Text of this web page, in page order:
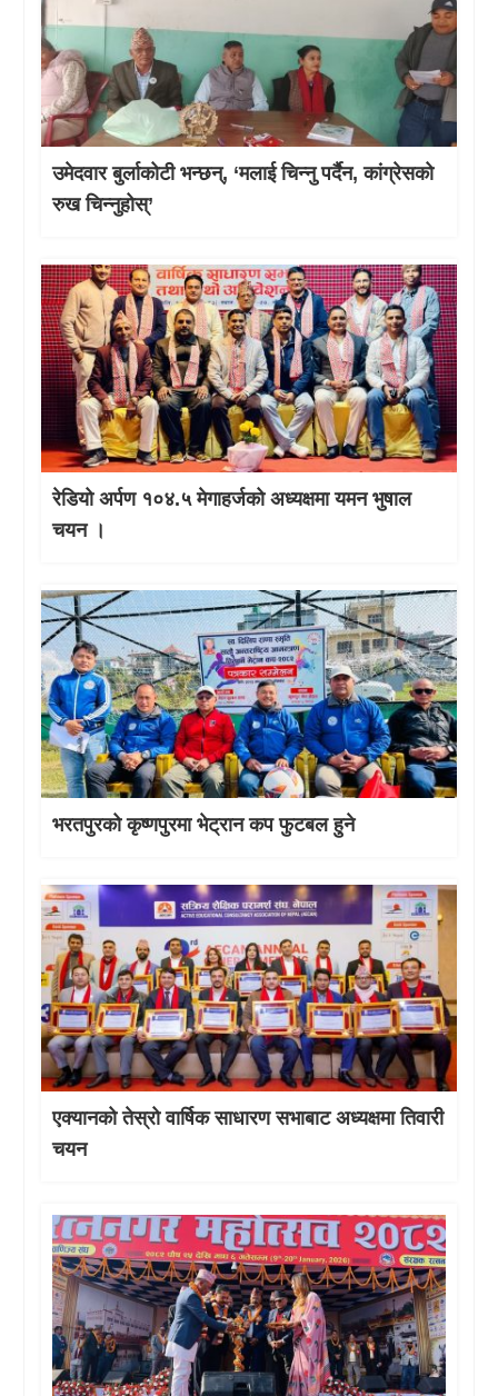
उमेदवार बुर्लाकोटी भन्छन्, ‘मलाई चिन्नु पर्दैन, कांग्रेसको
रुख चिन्नुहोस्’
रेडियो अर्पण १०४.५ मेगाहर्जको अध्यक्षमा यमन भुषाल
चयन ।
भरतपुरको कृष्णपुरमा भेट्रान कप फुटबल हुने
एक्यानको तेस्रो वार्षिक साधारण सभाबाट अध्यक्षमा तिवारी
चयन